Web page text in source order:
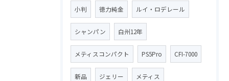
小判 徳力純金 ルイ・ロデレール
シャンパン 白州12年
メティスコンパクト PS5Pro CFI-7000
新品 ジェリー メティス